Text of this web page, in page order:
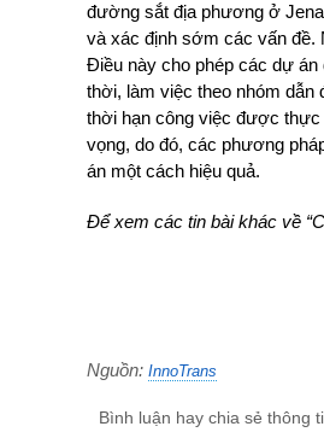
đường sắt địa phương ở
và xác định sớm các vấn đề.
Điều này cho phép các dự
thời, làm việc theo nhóm dẫn
thời hạn công việc được thực
vọng, do đó, các phương
án một cách hiệu quả.
Để xem các tin bài khác về “
Nguồn: InnoTrans
Bình luận hay chia sẻ thông